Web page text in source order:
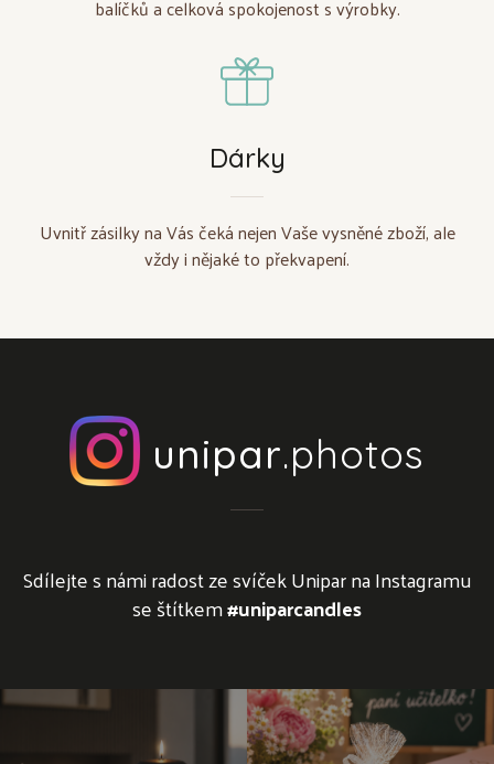
balíčků a celková spokojenost s výrobky.
Dárky
Uvnitř zásilky na Vás čeká nejen Vaše vysněné zboží, ale
vždy i nějaké to překvapení.
unipar.photos
Sdílejte s námi radost ze svíček Unipar na Instagramu
se štítkem#uniparcandles